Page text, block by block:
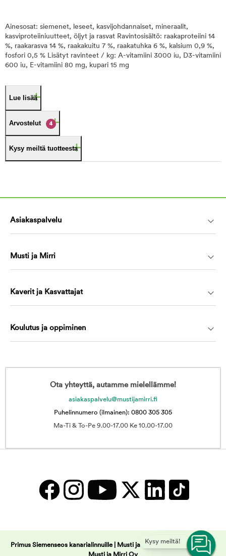
Ainesosat: siemenet, leseet, kasvijohdannaiset, mineraalit,
kasviproteiiniuutteet, öljyt ja rasvat Ravintosisältö: raakaproteiini 14
%, raakarasva 14 %, raakakuitu 7 %, raakatuhka 6 %, kalsium 0,9 %,
fosfori 0,5 % Lisätyt ravinteet / kg: A-vitamiini 3000 iu, D3-vitamiini
600 iu, E-vitamiini 80 mg, kupari 15 mg
Lue lisää
Arvostelut 4
Kysy meiltä tuotteesta
Kysy meiltä!
Asiakaspalvelu
Musti ja Mirri
Kaverit ja Kasvattajat
Koulutus ja oppiminen
Ota yhteyttä, autamme mielellämme!
asiakaspalvelu@mustijamirri.fi
Puhelinnumero (ilmainen): 0800 305 305
Ma-Ti & To-Pe 9.00-17.00 Ke 10.00-17.00
Primus Siemenseos kanarialinnuille | Musti ja Mirri - Copyright © 2025